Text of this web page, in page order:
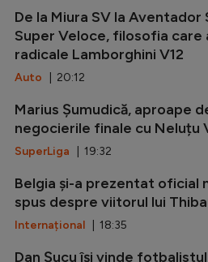
De la Miura SV la Aventador
Super Veloce, filosofia care
radicale Lamborghini V12
Auto | 20:12
Marius Șumudică, aproape
negocierile finale cu Neluțu
SuperLiga | 19:32
Belgia și-a prezentat oficial
spus despre viitorul lui
Internațional | 18:35
Dan Șucu își vinde